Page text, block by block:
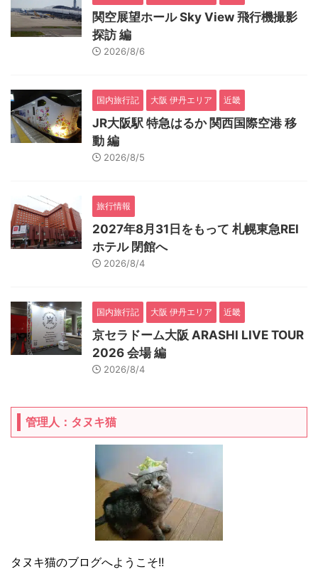
関空展望ホール Sky View 飛行機撮影
探訪 編
2026/8/6
国内旅行記 大阪 伊丹エリア 近畿
JR大阪駅 特急はるか 関西国際空港 移
動 編
2026/8/5
旅行情報
2027年8月31日をもって 札幌東急REI
ホテル 閉館へ
2026/8/4
国内旅行記 大阪 伊丹エリア 近畿
京セラドーム大阪 ARASHI LIVE TOUR
2026 会場 編
2026/8/4
管理人：タヌキ猫
タヌキ猫のブログへようこそ!!